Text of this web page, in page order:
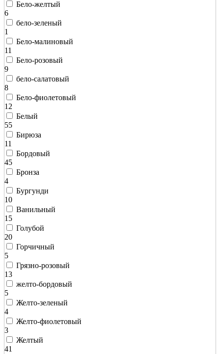
Бело-желтый
6
бело-зеленый
1
Бело-малиновый
11
Бело-розовый
9
бело-салатовый
8
Бело-фиолетовый
12
Белый
55
Бирюза
11
Бордовый
45
Бронза
4
Бургунди
10
Ванильный
15
Голубой
20
Горчичный
5
Грязно-розовый
13
желто-бордовый
5
Желто-зеленый
4
Желто-фиолетовый
3
Желтый
41